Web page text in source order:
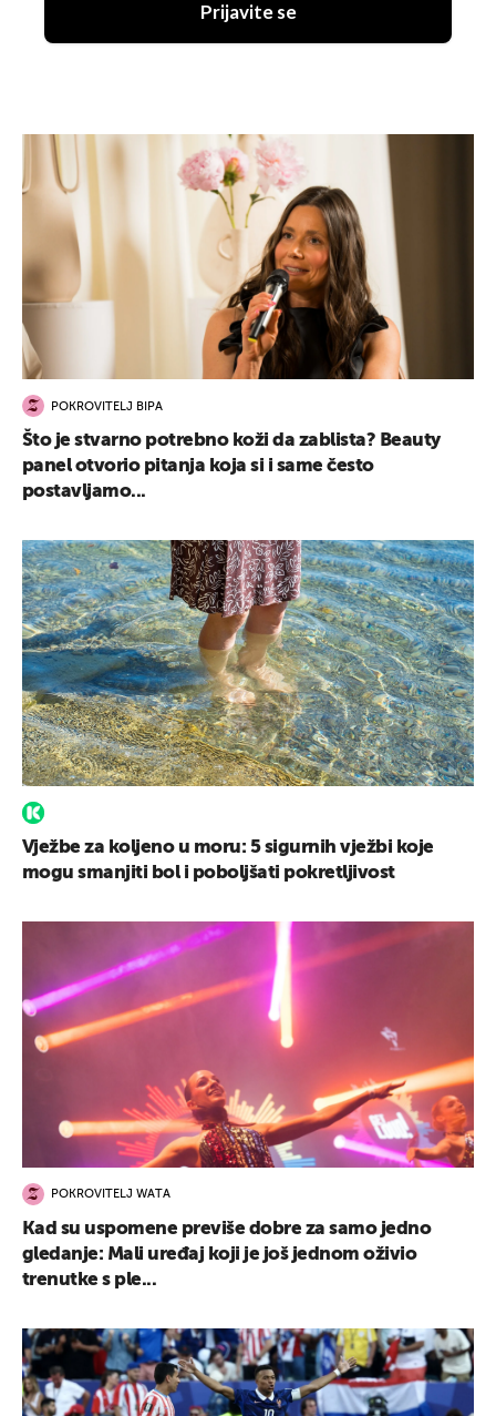
Prijavite se
POKROVITELJ BIPA
Što je stvarno potrebno koži da zablista? Beauty
panel otvorio pitanja koja si i same često
postavljamo...
Vježbe za koljeno u moru: 5 sigurnih vježbi koje
mogu smanjiti bol i poboljšati pokretljivost
POKROVITELJ WATA
Kad su uspomene previše dobre za samo jedno
gledanje: Mali uređaj koji je još jednom oživio
trenutke s ple...